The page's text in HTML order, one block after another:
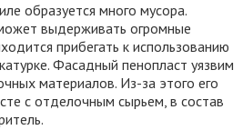
образуется много мусора.
выдерживать огромные
прибегать к использованию
Фасадный пенопласт уязвим
материалов. Из-за этого его
с отделочным сырьем, в состав